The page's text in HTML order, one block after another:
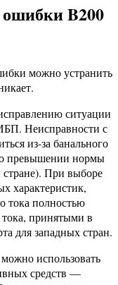
B200
можно устранить
ситуации
Неисправности с
из-за банального
о превышении нормы
При выборе
характеристик,
тока полностью
принятыми в
для западных стран.
использовать
средств —